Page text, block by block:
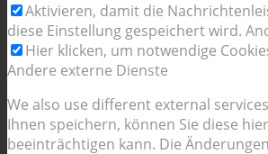
Aktivieren, damit die
diese Einstellung gespeichert wird.
Hier klicken, um notwendige
Andere externe Dienste
We also use different external
Ihnen speichern, können Sie diese
beeinträchtigen kann. Die